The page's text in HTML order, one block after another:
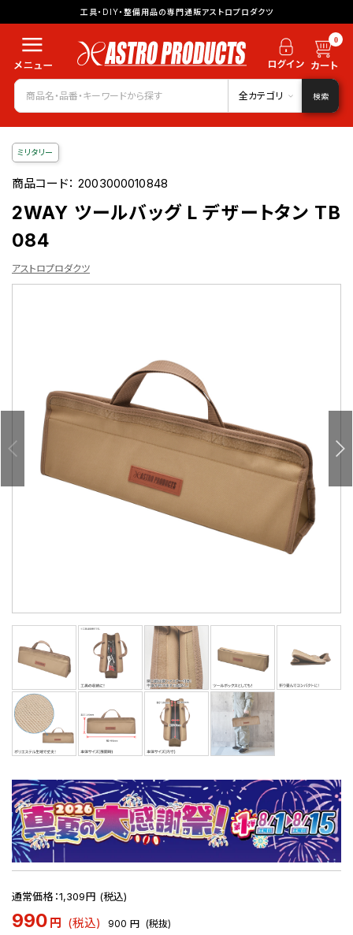
工具・DIY・整備用品の専門通販アストロプロダクツ
0
全カテゴリ 検索
ミリタリー
商品コード：2003000010848
2WAY ツールバッグ L デザートタン TB
084
アストロプロダクツ
通常価格：1,309円 (税込)
990 円 (税込) 900 円 (税抜)